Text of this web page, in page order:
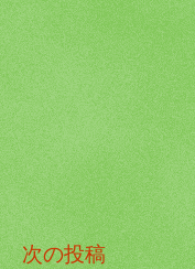
次の投稿